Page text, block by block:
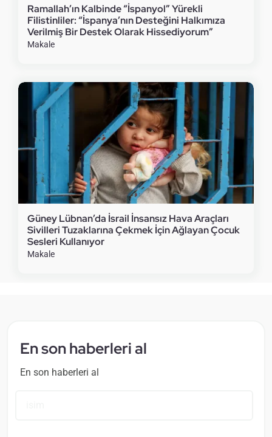
Ramallah’ın Kalbinde “İspanyol” Yürekli
Filistinliler: “İspanya’nın Desteğini Halkımıza
Verilmiş Bir Destek Olarak Hissediyorum”
Makale
Güney Lübnan’da İsrail İnsansız Hava Araçları
Sivilleri Tuzaklarına Çekmek İçin Ağlayan Çocuk
Sesleri Kullanıyor
Makale
En son haberleri al
En son haberleri al